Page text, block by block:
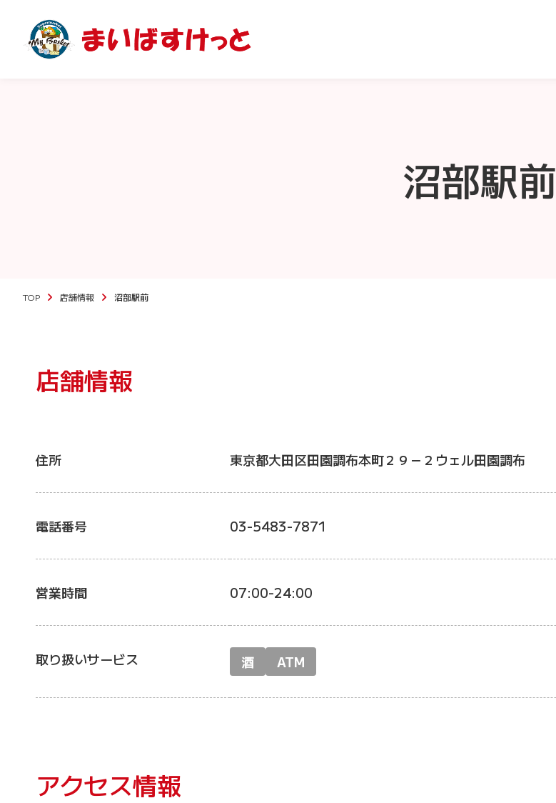
沼部駅前
TOP 店舗情報 沼部駅前
店舗情報
住所 東京都大田区田園調布本町２９－２ウェル田園調布
電話番号 03-5483-7871
営業時間 07:00-24:00
取り扱いサービス 酒 ATM
アクセス情報